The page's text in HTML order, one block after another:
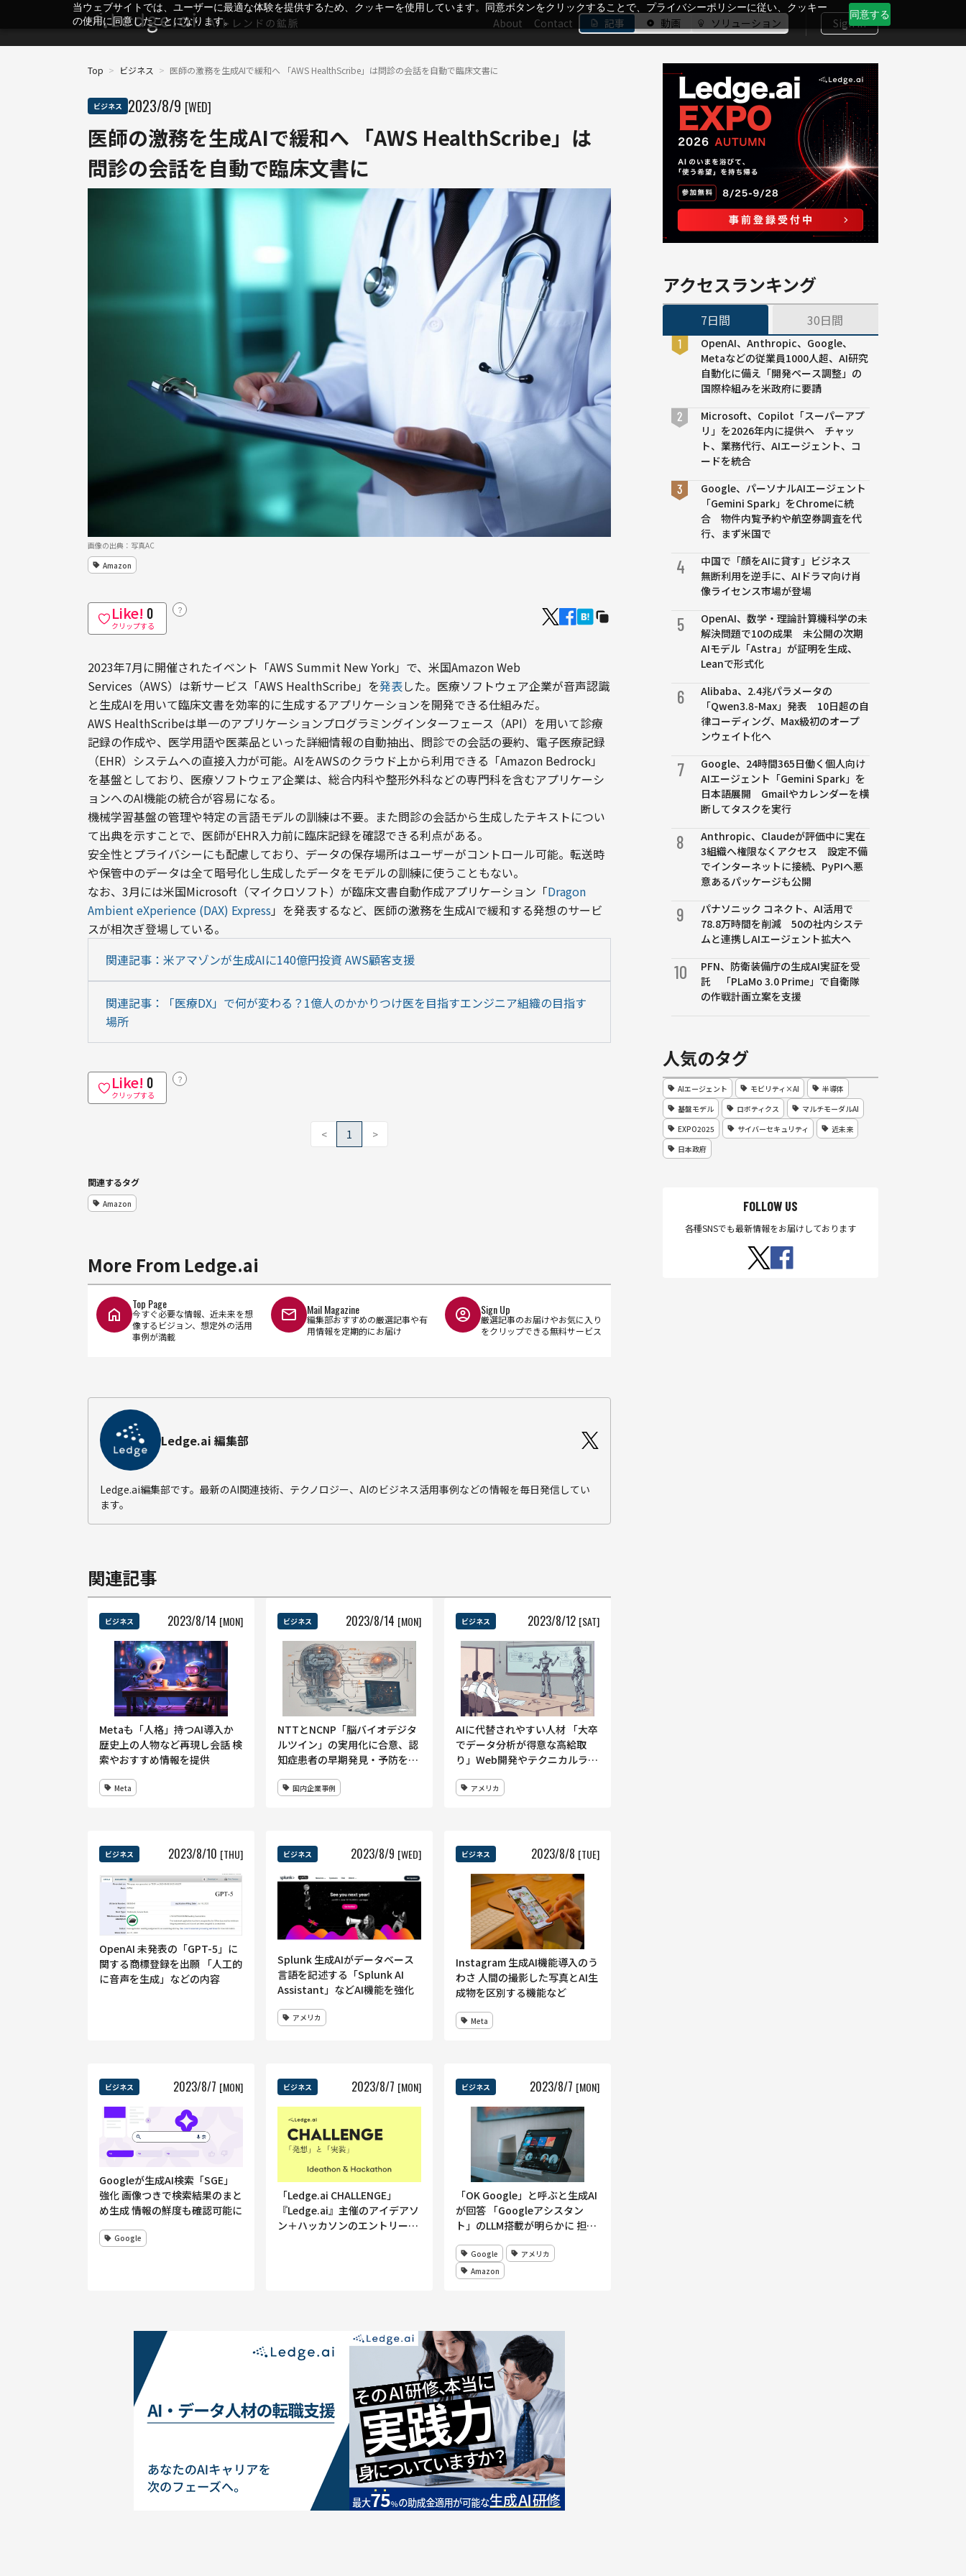
当ウェブサイトでは、ユーザーに最適な体験を提供するため、クッキーを使用しています。同意ボタンをクリックすることで、プライバシーポリシーに従い、クッキー
の使用に同意したことになります。
同意する
About Contact 記事 動画 ソリューション Sign In
Top > ビジネス > 医師の激務を生成AIで緩和へ 「AWS HealthScribe」は問診の会話を自動で臨床文書に
ビジネス 2023/8/9 [WED]
医師の激務を生成AIで緩和へ 「AWS HealthScribe」は
問診の会話を自動で臨床文書に
画像の出典：写真AC
Amazon
Like! 0
クリップする
？
2023年7月に開催されたイベント「AWS Summit New York」で、米国Amazon Web
Services（AWS）は新サービス「AWS HealthScribe」を発表した。医療ソフトウェア企業が音声認識
と生成AIを用いて臨床文書を効率的に生成するアプリケーションを開発できる仕組みだ。
AWS HealthScribeは単一のアプリケーションプログラミングインターフェース（API）を用いて診療
記録の作成や、医学用語や医薬品といった詳細情報の自動抽出、問診での会話の要約、電子医療記録
（EHR）システムへの直接入力が可能。AIをAWSのクラウド上から利用できる「Amazon Bedrock」
を基盤としており、医療ソフトウェア企業は、総合内科や整形外科などの専門科を含むアプリケーシ
ョンへのAI機能の統合が容易になる。
機械学習基盤の管理や特定の言語モデルの訓練は不要。また問診の会話から生成したテキストについ
て出典を示すことで、医師がEHR入力前に臨床記録を確認できる利点がある。
安全性とプライバシーにも配慮しており、データの保存場所はユーザーがコントロール可能。転送時
や保管中のデータは全て暗号化し生成したデータをモデルの訓練に使うこともない。
なお、3月には米国Microsoft（マイクロソフト）が臨床文書自動作成アプリケーション「Dragon
Ambient eXperience (DAX) Express」を発表するなど、医師の激務を生成AIで緩和する発想のサービ
スが相次ぎ登場している。
関連記事：米アマゾンが生成AIに140億円投資 AWS顧客支援
関連記事：「医療DX」で何が変わる？1億人のかかりつけ医を目指すエンジニア組織の目指す
場所
Like! 0
クリップする
？
< 1 >
関連するタグ
Amazon
More From Ledge.ai
Top Page
今すぐ必要な情報、近未来を想
像するビジョン、想定外の活用
事例が満載
Mail Magazine
編集部おすすめの厳選記事や有
用情報を定期的にお届け
Sign Up
厳選記事のお届けやお気に入り
をクリップできる無料サービス
Ledge.ai 編集部
Ledge.ai編集部です。最新のAI関連技術、テクノロジー、AIのビジネス活用事例などの情報を毎日発信してい
ます。
関連記事
ビジネス 2023/8/14 [MON]
Metaも「人格」持つAI導入か
歴史上の人物など再現し会話 検
索やおすすめ情報を提供
Meta
ビジネス 2023/8/14 [MON]
NTTとNCNP「脳バイオデジタ
ルツイン」の実用化に合意、認
知症患者の早期発見・予防を目
国内企業事例
ビジネス 2023/8/12 [SAT]
AIに代替されやすい人材 「大卒
でデータ分析が得意な高給取
り」Web開発やテクニカルライ
アメリカ
ビジネス 2023/8/10 [THU]
OpenAI 未発表の「GPT-5」に
関する商標登録を出願 「人工的
に音声を生成」などの内容
ビジネス 2023/8/9 [WED]
Splunk 生成AIがデータベース
言語を記述する「Splunk AI
Assistant」などAI機能を強化
アメリカ
ビジネス 2023/8/8 [TUE]
Instagram 生成AI機能導入のう
わさ 人間の撮影した写真とAI生
成物を区別する機能など
Meta
ビジネス 2023/8/7 [MON]
Googleが生成AI検索「SGE」
強化 画像つきで検索結果のまと
め生成 情報の鮮度も確認可能に
Google
ビジネス 2023/8/7 [MON]
「Ledge.ai CHALLENGE」
『Ledge.ai』主催のアイデアソ
ン＋ハッカソンのエントリー受
ビジネス 2023/8/7 [MON]
「OK Google」と呼ぶと生成AI
が回答 「Googleアシスタン
ト」のLLM搭載が明らかに 担当
Google
アメリカ
Amazon
アクセスランキング
7日間 30日間
OpenAI、Anthropic、Google、
Metaなどの従業員1000人超、AI研究
自動化に備え「開発ペース調整」の
国際枠組みを米政府に要請
Microsoft、Copilot「スーパーアプ
リ」を2026年内に提供へ チャッ
ト、業務代行、AIエージェント、コ
ードを統合
Google、パーソナルAIエージェント
「Gemini Spark」をChromeに統
合 物件内覧予約や航空券調査を代
行、まず米国で
4
中国で「顔をAIに貸す」ビジネス
無断利用を逆手に、AIドラマ向け肖
像ライセンス市場が登場
5
OpenAI、数学・理論計算機科学の未
解決問題で10の成果 未公開の次期
AIモデル「Astra」が証明を生成、
Leanで形式化
6
Alibaba、2.4兆パラメータの
「Qwen3.8-Max」発表 10日超の自
律コーディング、Max級初のオープ
ンウェイト化へ
7
Google、24時間365日働く個人向け
AIエージェント「Gemini Spark」を
日本語展開 Gmailやカレンダーを横
断してタスクを実行
8
Anthropic、Claudeが評価中に実在
3組織へ権限なくアクセス 設定不備
でインターネットに接続、PyPIへ悪
意あるパッケージも公開
9
パナソニック コネクト、AI活用で
78.8万時間を削減 50の社内システ
ムと連携しAIエージェント拡大へ
10
PFN、防衛装備庁の生成AI実証を受
託 「PLaMo 3.0 Prime」で自衛隊
の作戦計画立案を支援
人気のタグ
AIエージェント モビリティ×AI
半導体
基盤モデル
ロボティクス
マルチモーダルAI
EXPO2025
サイバーセキュリティ
近未来
日本政府
FOLLOW US
各種SNSでも最新情報をお届けしております